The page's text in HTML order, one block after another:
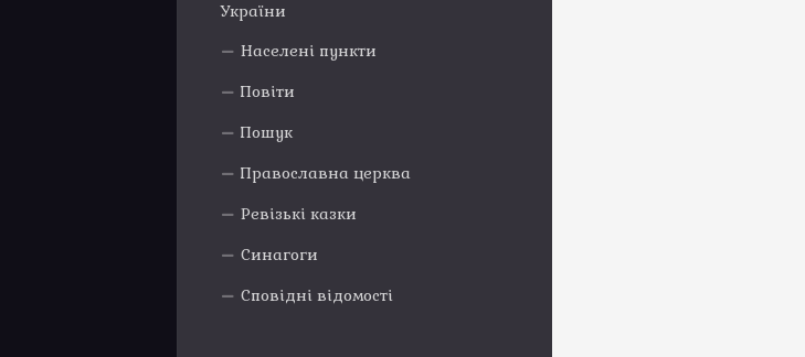
України
Населені пункти
Повіти
Пошук
Православна церква
Ревізькі казки
Синагоги
Сповідні відомості